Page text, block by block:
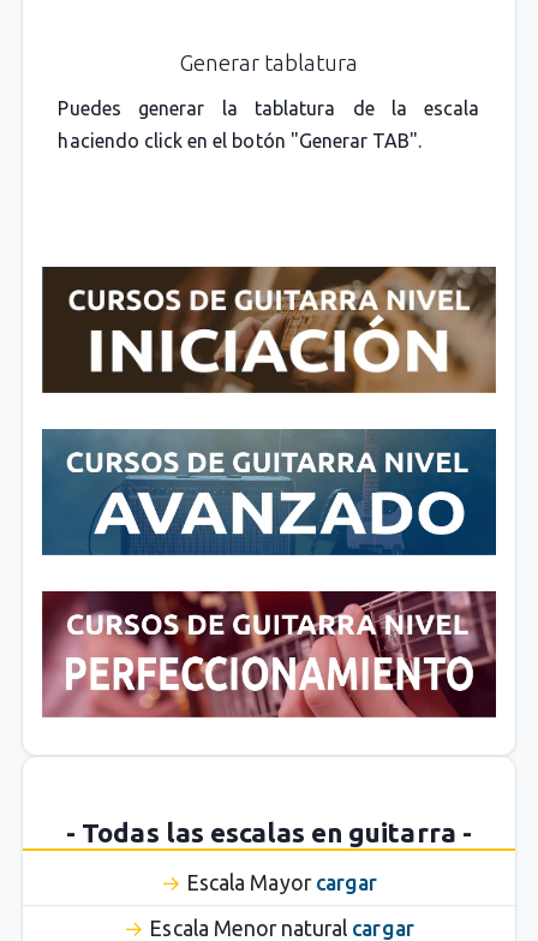
Generar tablatura
Puedes generar la tablatura de la escala
haciendo click en el botón "Generar TAB".
- Todas las escalas en guitarra -
Escala Mayor cargar
Escala Menor natural cargar